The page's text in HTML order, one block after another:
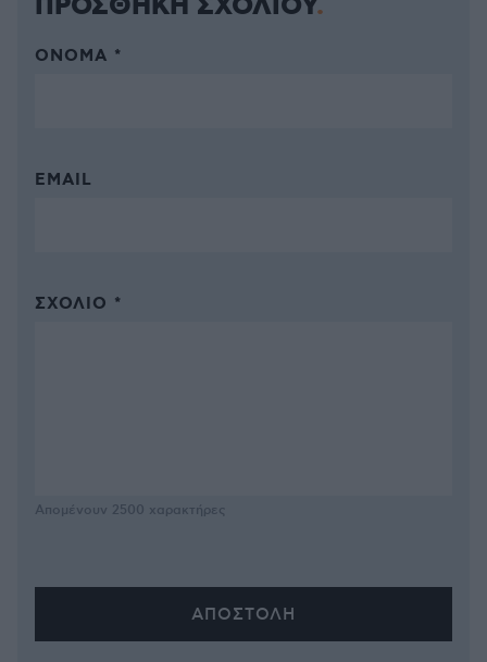
ΌΝΟΜΑ *
EMAIL
ΣΧΌΛΙΟ *
Απομένουν 2500 χαρακτήρες